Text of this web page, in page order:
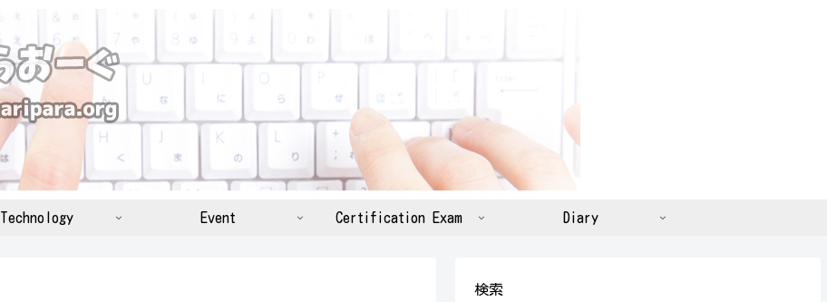
Technology Event Certification Exam Diary
検索